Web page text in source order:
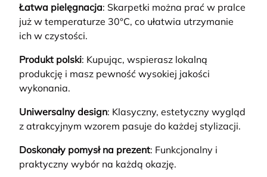
Łatwa pielęgnacja: Skarpetki można prać w pralce
już w temperaturze 30°C, co ułatwia utrzymanie
ich w czystości.
Produkt polski: Kupując, wspierasz lokalną
produkcję i masz pewność wysokiej jakości
wykonania.
Uniwersalny design: Klasyczny, estetyczny wygląd
z atrakcyjnym wzorem pasuje do każdej stylizacji.
Doskonały pomysł na prezent: Funkcjonalny i
praktyczny wybór na każdą okazję.